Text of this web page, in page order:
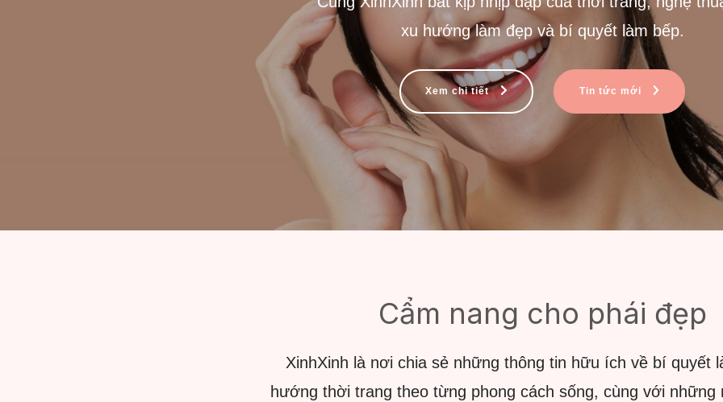
xu hướng làm đẹp và bí quyết làm bếp.
Xem chi tiết Tin tức mới
Cẩm nang cho phái đẹp
XinhXinh là nơi chia sẻ những thông tin hữu ích về bí quyết
hướng thời trang theo từng phong cách sống, cùng với những